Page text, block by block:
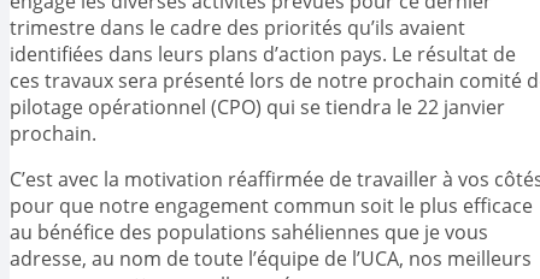
trimestre dans le cadre des priorités qu’ils avaient
identifiées dans leurs plans d’action pays. Le résultat de
ces travaux sera présenté lors de notre prochain comité
pilotage opérationnel (CPO) qui se tiendra le 22 janvier
prochain.
C’est avec la motivation réaffirmée de travailler à vos
pour que notre engagement commun soit le plus efficace
au bénéfice des populations sahéliennes que je vous
adresse, au nom de toute l’équipe de l’UCA, nos meilleurs